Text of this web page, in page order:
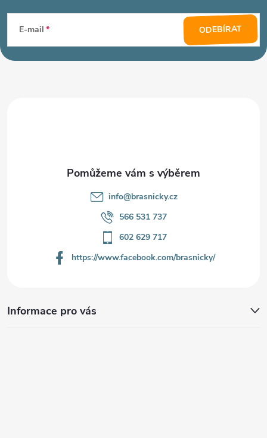
p
E-mail ODEBÍRAT
info@brasnicky.cz
566 531 737
602 629 717
https://www.facebook.com/brasnicky/
Informace pro vás